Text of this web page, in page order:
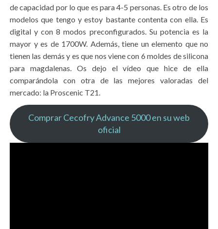
de capacidad por lo que es para 4-5 personas. Es otro de los
modelos que tengo y estoy bastante contenta con ella. Es
digital y con 8 modos preconfigurados. Su potencia es la
mayor y es de 1700W. Además, tiene un elemento que no
tienen las demás y es que nos viene con 6 moldes de silicona
para magdalenas. Os dejo el vídeo que hice de ella
comparándola con otra de las mejores valoradas del
mercado: la Proscenic T21.
Comprar Cecofry Advance 5000 en su web
oficial